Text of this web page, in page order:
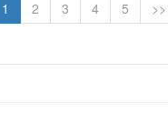
1 2 3 4 5 >>